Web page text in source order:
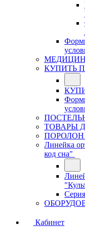
КУПИТЬ
ТОВАРЫ
ПОРОЛОН
Линейка
код сна"
Кабинет